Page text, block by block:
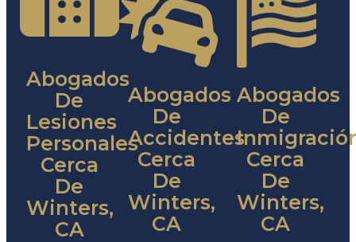
Abogados
De
Lesiones
Personales
Cerca
De
Winters,
CA
Abogados
De
Accidentes
Cerca
De
Winters,
CA
Abogados
De
Cerca
De
Winters,
CA